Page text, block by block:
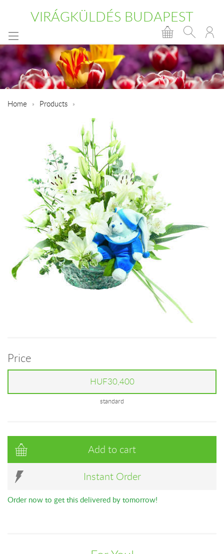
VIRÁGKÜLDÉS BUDAPEST
Home Products
Price
HUF30,400
standard
Add to cart
Instant Order
Order now to get this delivered by tomorrow!